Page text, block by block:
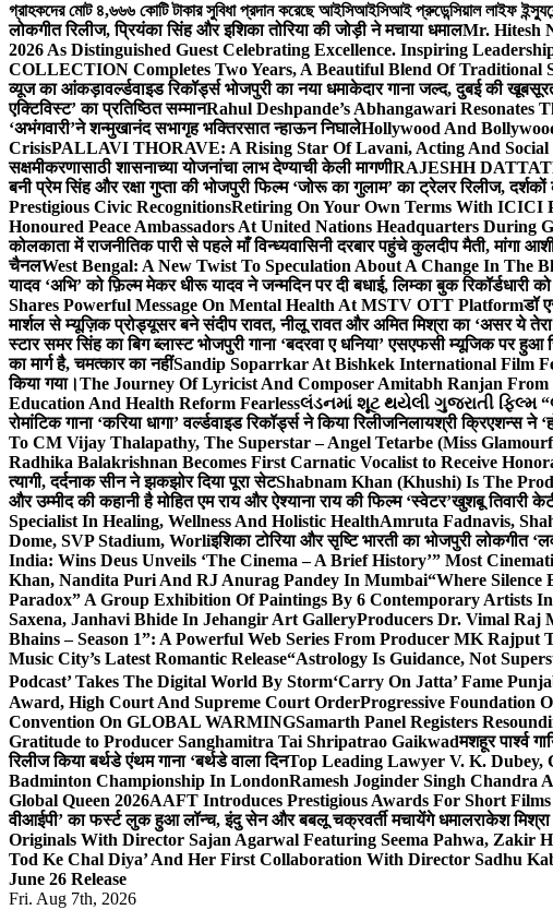
গ্রাহকদের মোট ৪,৬৬৬ কোটি টাকার সুবিধা প্রদান করেছে আইসিআইসিআই প্রুডেন্সিয়াল লাইফ
लोकगीत रिलीज, प्रियंका सिंह और इशिका तोरिया की जोड़ी ने मचाया धमालMr. Hitesh
2026 As Distinguished Guest Celebrating Excellence. Inspiring
COLLECTION Completes Two Years, A Beautiful Blend Of Traditional
व्यूज का आंकड़ावर्ल्डवाइड रिकॉर्ड्स भोजपुरी का नया धमाकेदार गाना जल्द, दुबई की
एक्टिविस्ट’ का प्रतिष्ठित सम्मानRahul Deshpande’s Abhangawari Resonates
‘अभंगवारी’ने शन्मुखानंद सभागृह भक्तिरसात न्हाऊन निघालेHollywood And
CrisisPALLAVI THORAVE: A Rising Star Of Lavani, Acting And Social
सक्षमीकरणासाठी शासनाच्या योजनांचा लाभ देण्याची केली मागणीRAJESHH
बनी प्रेम सिंह और रक्षा गुप्ता की भोजपुरी फिल्म ‘जोरू का गुलाम’ का ट्रेलर रिलीज,
Prestigious Civic RecognitionsRetiring On Your Own Terms With ICICI
Honoured Peace Ambassadors At United Nations Headquarters During
कोलकाता में राजनीतिक पारी से पहले माँ विन्ध्यवासिनी दरबार पहुंचे कुलदीप मैती, मांगा
चैनलWest Bengal: A New Twist To Speculation About A Change In The
यादव ‘अभि’ को फ़िल्म मेकर धीरू यादव ने जन्मदिन पर दी बधाई, लिम्का बुक रिकॉर्डधारी को
Shares Powerful Message On Mental Health At MSTV OTT Platformडॉ
मार्शल से म्यूज़िक प्रोड्यूसर बने संदीप रावत, नीलू रावत और अमित मिश्रा का ‘असर ये
स्टार समर सिंह का बिग ब्लास्ट भोजपुरी गाना ‘बदरवा ए धनिया’ एसएफसी म्यूजिक पर
का मार्ग है, चमत्कार का नहींSandip Soparrkar At Bishkek International Film
किया गया।The Journey Of Lyricist And Composer Amitabh Ranjan
Education And Health Reform Fearlessલંડનમાં શૂટ થયેલી ગુજરાતી ફિલ્મ
रोमांटिक गाना ‘करिया धागा’ वर्ल्डवाइड रिकॉर्ड्स ने किया रिलीजनिलायश्री क्रिएशन्स ने
To CM Vijay Thalapathy, The Superstar – Angel Tetarbe (Miss
Radhika Balakrishnan Becomes First Carnatic Vocalist to Receive
त्यागी, दर्दनाक सीन ने झकझोर दिया पूरा सेटShabnam Khan (Khushi) Is The
और उम्मीद की कहानी है मोहित एम राय और ऐश्याना राय की फिल्म ‘स्वेटर’खुशबू तिवारी
Specialist In Healing, Wellness And Holistic HealthAmruta Fadnavis,
Dome, SVP Stadium, Worliइशिका टोरिया और सृष्टि भारती का भोजपुरी लोकगीत
India: Wins Deus Unveils ‘The Cinema – A Brief History’” Most
Khan, Nandita Puri And RJ Anurag Pandey In Mumbai“Where Silence
Paradox” A Group Exhibition Of Paintings By 6 Contemporary Artists
Saxena, Janhavi Bhide In Jehangir Art GalleryProducers Dr. Vimal Raj
Bhains – Season 1”: A Powerful Web Series From Producer MK
Music City’s Latest Romantic Release“Astrology Is Guidance, Not
Podcast’ Takes The Digital World By Storm‘Carry On Jatta’ Fame
Award, High Court And Supreme Court OrderProgressive Foundation
Convention On GLOBAL WARMINGSamarth Panel Registers
Gratitude to Producer Sanghamitra Tai Shripatrao Gaikwadमशहूर पार्श्व
रिलीज किया बर्थडे एंथम गाना ‘बर्थडे वाला दिनTop Leading Lawyer V. K. Dubey,
Badminton Championship In LondonRamesh Joginder Singh Chandra
Global Queen 2026AAFT Introduces Prestigious Awards For Short
वीआईपी’ का फर्स्ट लुक हुआ लॉन्च, इंदु सेन और बबलू चक्रवर्ती मचायेंगे धमालराकेश
Originals With Director Sajan Agarwal Featuring Seema Pahwa, Zakir
Tod Ke Chal Diya’ And Her First Collaboration With Director Sadhu
June 26 Release
Fri. Aug 7th, 2026